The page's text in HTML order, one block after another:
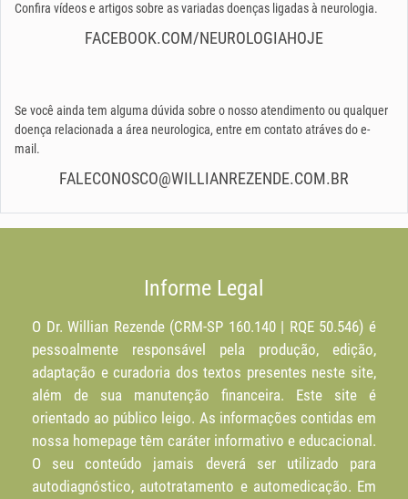
Confira vídeos e artigos sobre as variadas doenças ligadas à neurologia.
FACEBOOK.COM/NEUROLOGIAHOJE
Se você ainda tem alguma dúvida sobre o nosso atendimento ou qualquer
doença relacionada a área neurologica, entre em contato atráves do e-
mail.
FALECONOSCO@WILLIANREZENDE.COM.BR
Informe Legal
O Dr. Willian Rezende (CRM-SP 160.140 | RQE 50.546) é
pessoalmente responsável pela produção, edição,
adaptação e curadoria dos textos presentes neste site,
além de sua manutenção financeira. Este site é
orientado ao público leigo. As informações contidas em
nossa homepage têm caráter informativo e educacional.
O seu conteúdo jamais deverá ser utilizado para
autodiagnóstico, autotratamento e automedicação. Em